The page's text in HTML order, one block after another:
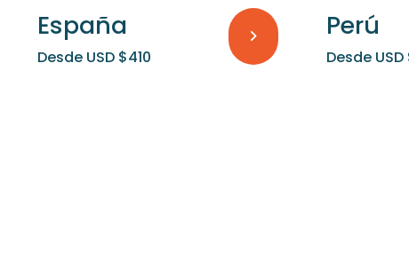
España
Desde USD $410
Perú
Desde